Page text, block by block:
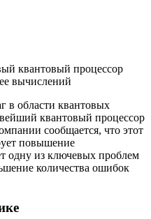
в области квантовых
квантовый процессор
сообщается, что этот
повышение
одну из ключевых проблем
количества ошибок